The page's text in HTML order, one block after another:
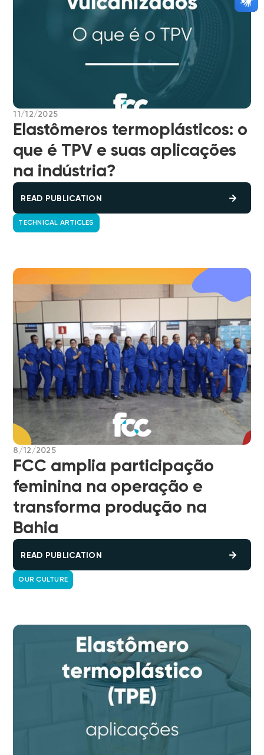
11/12/2025
Elastômeros termoplásticos: o
que é TPV e suas aplicações
na indústria?
READ PUBLICATION
TECHNICAL ARTICLES
8/12/2025
FCC amplia participação
feminina na operação e
transforma produção na
Bahia
READ PUBLICATION
OUR CULTURE